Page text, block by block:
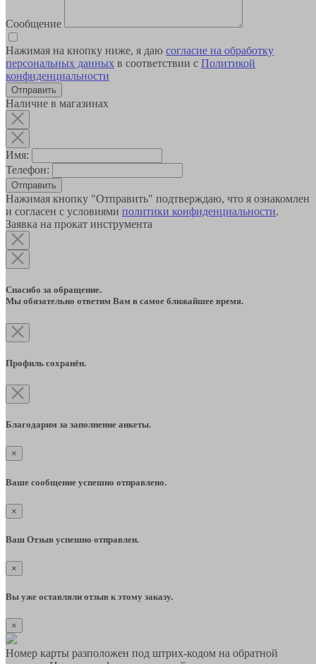
Сообщение
Нажимая на кнопку ниже, я даю согласие на обработку
персональных данных в соответствии с Политикой
конфиденциальности
Наличие в магазинах
Имя:
Телефон:
Отправить
Нажимая кнопку "Отправить" подтверждаю, что я ознакомлен
и согласен с условиями политики конфиденциальности.
Заявка на прокат инструмента
Спасибо за обращение.
Мы обязательно ответим Вам в самое ближайшее время.
Профиль сохранён.
Благодарим за заполнение анкеты.
×
Ваше сообщение успешно отправлено.
×
Ваш Отзыв успешно отправлен.
×
Вы уже оставляли отзыв к этому заказу.
×
Номер карты разположен под штрих-кодом на обратной